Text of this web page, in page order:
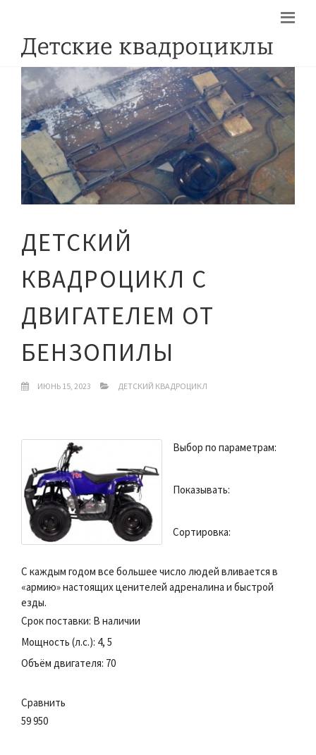
ДЕТСКИЙ
КВАДРОЦИКЛ С
ДВИГАТЕЛЕМ ОТ
БЕНЗОПИЛЫ
ИЮНЬ 15, 2023 ДЕТСКИЙ КВАДРОЦИКЛ
Выбор по параметрам:
Показывать:
Сортировка:
С каждым годом все большее число людей вливается в
«армию» настоящих ценителей адреналина и быстрой
езды.
Срок поставки: В наличии
Мощность (л.с.): 4, 5
Объём двигателя: 70
Сравнить
59 950